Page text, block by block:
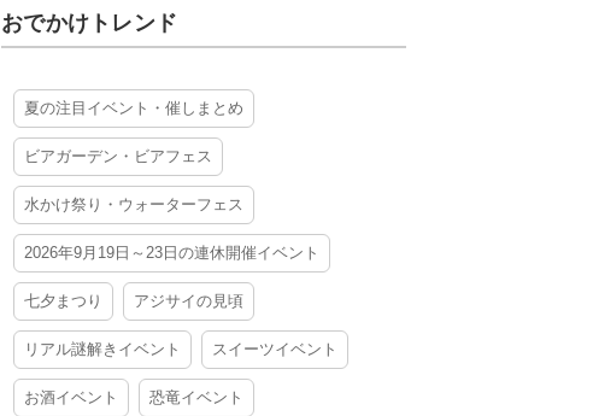
おでかけトレンド
夏の注目イベント・催しまとめ
ビアガーデン・ビアフェス
水かけ祭り・ウォーターフェス
2026年9月19日～23日の連休開催イベント
七夕まつり アジサイの見頃
リアル謎解きイベント スイーツイベント
お酒イベント 恐竜イベント